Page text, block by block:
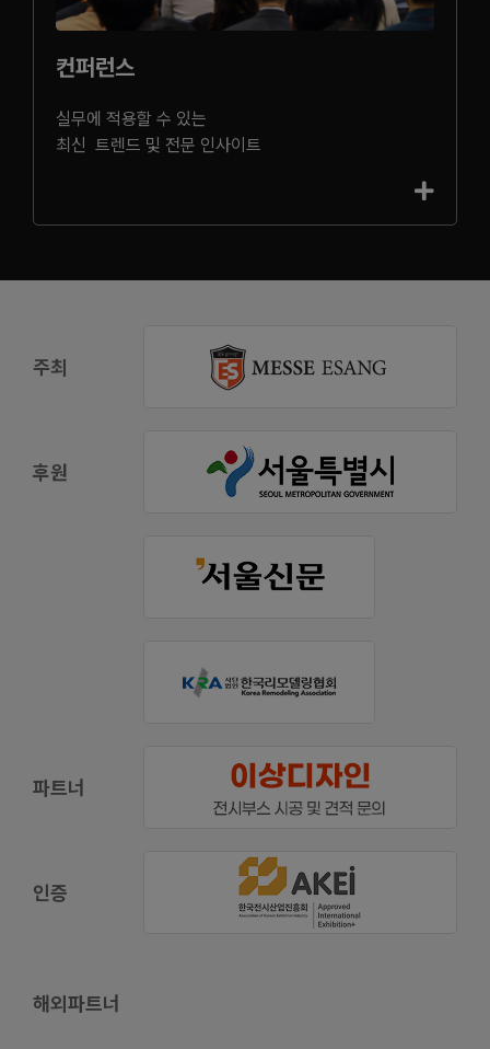
컨퍼런스
실무에 적용할 수 있는
최신 트렌드 및 전문 인사이트
주최
후원
파트너
인증
해외파트너